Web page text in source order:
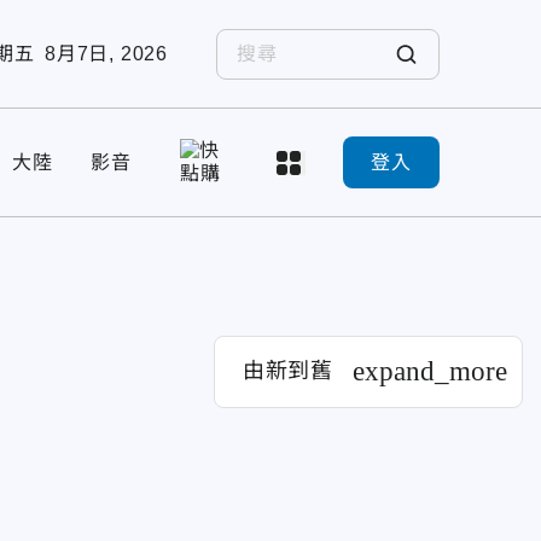
五 8月7日, 2026
大陸 影音 登入
由新到舊 expand_more